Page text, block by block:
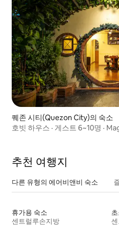
퀘존 시티(Quezon City)의 숙소
호빗 하우스 · 게스트 6~10명 ·
추천 여행지
다른 유형의 에어비앤비 숙소
휴가용 숙소
센트럴루손지방